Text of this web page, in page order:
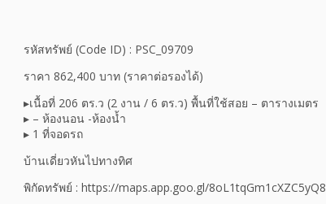
รหัสทรัพย์ (Code ID) : PSC_09709
ราคา 862,400 บาท (ราคาต่อรองได้)
▸เนื้อที่ 206 ตร.ว (2 งาน / 6 ตร.ว) พื้นที่ใช้สอย – ตารางเมตร
▸ – ห้องนอน -ห้องน้ำ
▸ 1 ที่จอดรถ
บ้านเดี่ยวหันไปทางทิศ
พิกัดทรัพย์ : https://maps.app.goo.gl/8oL1tqGm1cXZC5yQ8